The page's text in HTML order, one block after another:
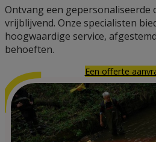
Ontvang een gepersonaliseerde
vrijblijvend. Onze specialisten
hoogwaardige service,
behoeften.
Een offerte